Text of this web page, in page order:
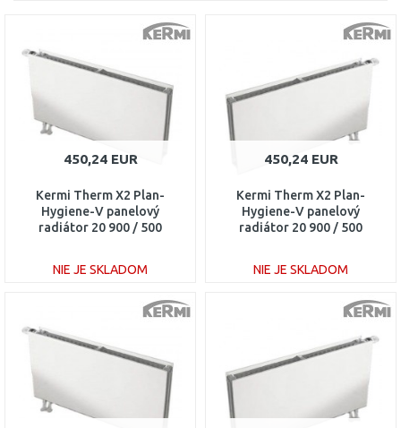
450,24 EUR
Kermi Therm X2 Plan-
Hygiene-V panelový
radiátor 20 900 / 500
NIE JE SKLADOM
DO KOŠÍKA
Porovnať
450,24 EUR
Kermi Therm X2 Plan-
Hygiene-V panelový
radiátor 20 900 / 500
NIE JE SKLADOM
DO KOŠÍKA